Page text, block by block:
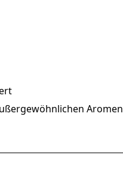
Aromen